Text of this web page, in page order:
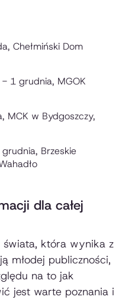
Chełmiński Dom
1 grudnia, MGOK
MCK w Bydgoszczy,
Brzeskie
dla całej
świata, która wynika z
młodej publiczności,
na to jak
jest warte poznania i